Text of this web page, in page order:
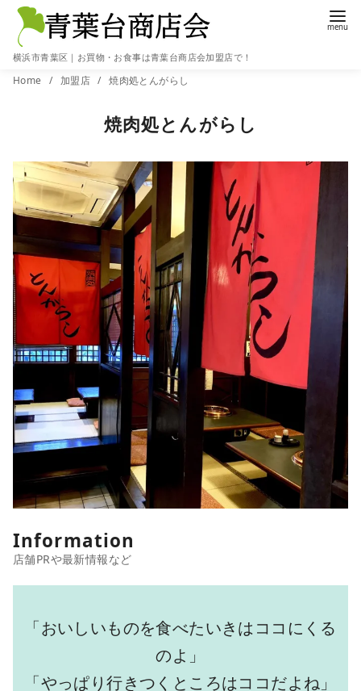
横浜市青葉区｜お買物・お食事は青葉台商店会加盟店で！
Home 加盟店 焼肉処とんがらし
焼肉処とんがらし
Information
「おいしいものを食べたいきはココにくる
のよ」
「やっぱり行きつくところはココだよね」